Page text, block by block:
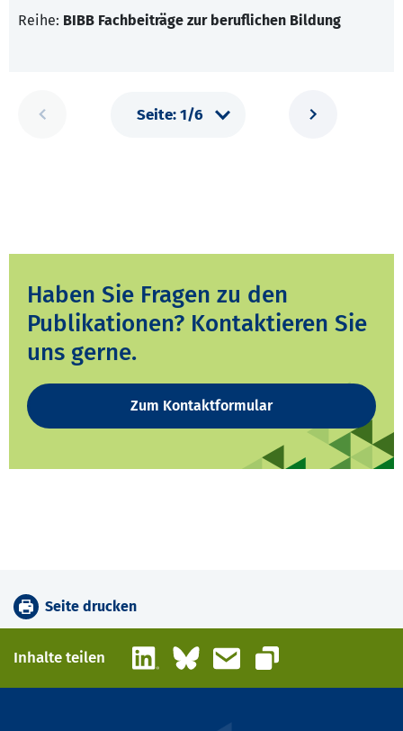
Reihe: BIBB Fachbeiträge zur beruflichen Bildung
Haben Sie Fragen zu den
Publikationen? Kontaktieren Sie
uns gerne.
Zum Kontaktformular
Seite drucken
Inhalte teilen LinkedInBlueskyE-Mail
Link kopieren